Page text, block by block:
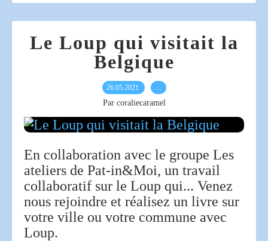
Le Loup qui visitait la
Belgique
26.05.2021 …
Par coraliecaramel
En collaboration avec le groupe Les
ateliers de Pat-in&Moi, un travail
collaboratif sur le Loup qui... Venez
nous rejoindre et réalisez un livre sur
votre ville ou votre commune avec
Loup.